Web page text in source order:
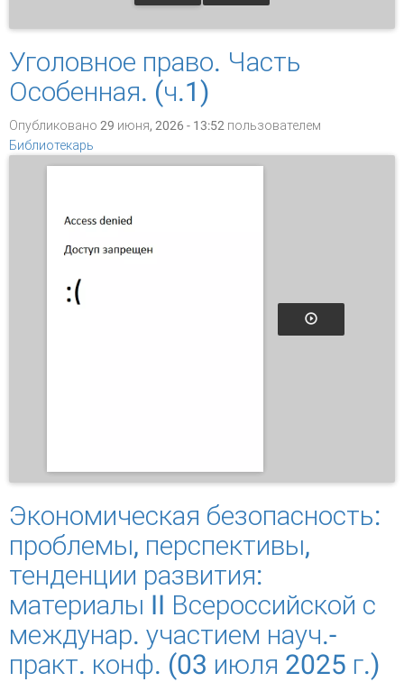
Уголовное право. Часть
Особенная. (ч.1)
Опубликовано 29 июня, 2026 - 13:52 пользователем
Библиотекарь
Экономическая безопасность:
проблемы, перспективы,
тенденции развития:
материалы II Всероссийской с
междунар. участием науч.-
практ. конф. (03 июля 2025 г.)